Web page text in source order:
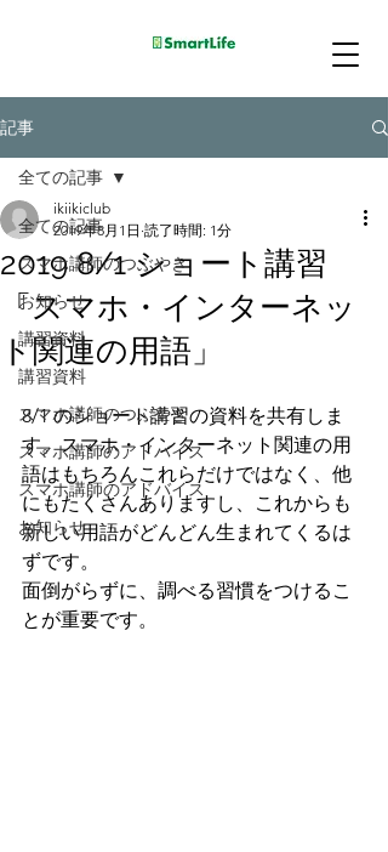
記事
全ての記事
スマホ講師のつぶやき
お知らせ
講習資料
講習資料
スマホ講師のつぶやき
スマホ講師のアドバイス
スマホ講師のアドバイス
お知らせ
全ての記事
2019 8/1 ショート講習
「スマホ・インターネッ
ト関連の用語」
ikiikiclub
2019年8月1日 読了時間: 1分
8/1 のショート講習の資料を共有しま
す。スマホ・インターネット関連の用
語はもちろんこれらだけではなく、他
にもたくさんありますし、これからも
新しい用語がどんどん生まれてくるは
ずです。
面倒がらずに、調べる習慣をつけるこ
とが重要です。